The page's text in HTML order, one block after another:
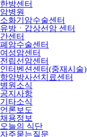
한방센터
암병원
소화기암수술센터
유방ㆍ갑상선암 센터
간센터
폐암수술센터
여성암센터
전립선암센터
인터벤션센터(중재시술)
항암방사선치료센터
병원소식
공지사항
기타소식
언론보도
채용정보
오늘의 식단
자주묻는질문